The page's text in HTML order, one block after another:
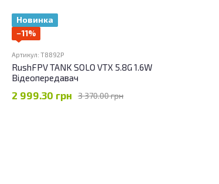
Новинка
−11%
Артикул: T8892P
RushFPV TANK SOLO VTX 5.8G 1.6W
Відеопередавач
3 370.00 грн
2 999.30 грн